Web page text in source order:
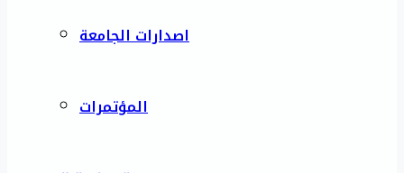
اصدارات الجامعة
المؤتمرات